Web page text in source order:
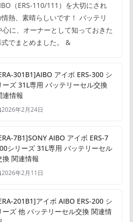
（ERS-110/111）を大切にされ
熱、素晴らしいです！ バッテリ
に、オーナーとして知っておきた
でまとめました。 &
301B1]AIBO アイボ ERS-300 シ
ーズ 31L専用 バッテリーセル交換
連情報
2026年2月24日
7B1]SONY AIBO アイボ ERS-7
シリーズ 31L専用 バッテリーセル
換 関連情報
2026年2月11日
201B1]アイボ AIBO ERS-200 シ
ーズ 他 バッテリーセル交換 関連情